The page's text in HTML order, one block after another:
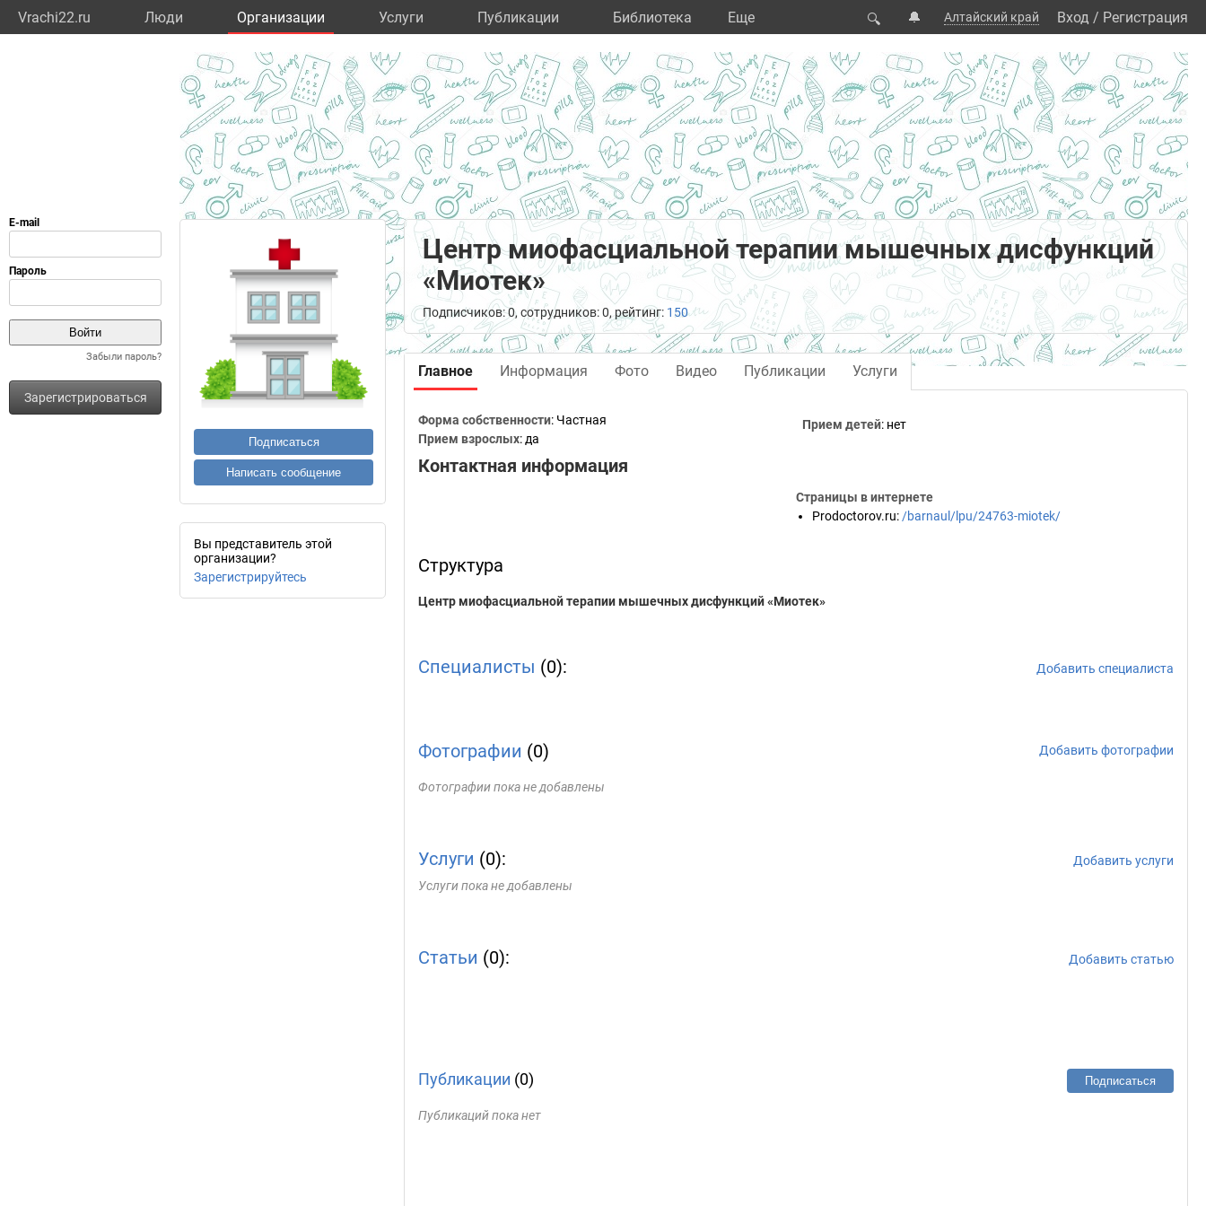
Vrachi22.ru Люди Организации Услуги Публикации Библиотека Eще 🔍 🔔 Алтайский край Вход / Регистрация
Забыли пароль?
Зарегистрироваться
Подписаться
Написать сообщение
Вы представитель этой
организации?
Зарегистрируйтесь
Центр миофасциальной терапии мышечных дисфункций
«Миотек»
Подписчиков: 0, сотрудников: 0, рейтинг: 150
Главное Информация Фото Видео Публикации Услуги
Форма собственности: Частная
Прием взрослых: да
Прием детей: нет
Контактная информация
Страницы в интернете
Prodoctorov.ru: /barnaul/lpu/24763-miotek/
Структура
Центр миофасциальной терапии мышечных дисфункций «Миотек»
Специалисты (0): Добавить специалиста
Фотографии (0) Добавить фотографии
Фотографии пока не добавлены
Услуги (0):
Добавить услуги
Услуги пока не добавлены
Статьи (0): Добавить статью
Публикации (0) Подписаться
Публикаций пока нет